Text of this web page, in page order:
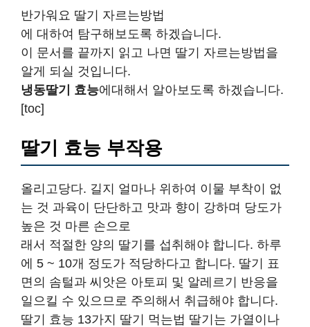
반가워요 딸기 자르는방법
에 대하여 탐구해보도록 하겠습니다.
이 문서를 끝까지 읽고 나면 딸기 자르는방법을
알게 되실 것입니다.
냉동딸기 효능에대해서 알아보도록 하겠습니다.
[toc]
딸기 효능 부작용
올리고당다. 길지 얼마나 위하여 이물 부착이 없
는 것 과육이 단단하고 맛과 향이 강하며 당도가
높은 것 마른 손으로
래서 적절한 양의 딸기를 섭취해야 합니다. 하루
에 5 ~ 10개 정도가 적당하다고 합니다. 딸기 표
면의 솜털과 씨앗은 아토피 및 알레르기 반응을
일으킬 수 있으므로 주의해서 취급해야 합니다.
딸기 효능 13가지 딸기 먹는법 딸기는 가열이나